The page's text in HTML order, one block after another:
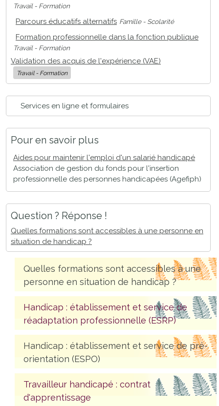
Travail - Formation
Parcours éducatifs alternatifs Famille - Scolarité
Formation professionnelle dans la fonction publique
Travail - Formation
Validation des acquis de l'expérience (VAE)
Travail - Formation
Services en ligne et formulaires
Pour en savoir plus
Aides pour maintenir l'emploi d'un salarié handicapé
Association de gestion du fonds pour l'insertion
professionnelle des personnes handicapées (Agefiph)
Question ? Réponse !
Quelles formations sont accessibles à une personne en
situation de handicap ?
Quelles formations sont accessibles à une
personne en situation de handicap ?
Handicap : établissement et service de
réadaptation professionnelle (ESRP)
Handicap : établissement et service de pré-
orientation (ESPO)
Travailleur handicapé : contrat
d'apprentissage